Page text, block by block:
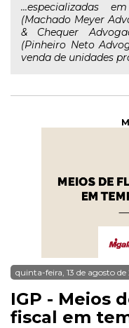
...especializadas
(Machado Meyer
& Chequer
(Pinheiro Neto
venda de unidades
quinta-feira, 13 de agosto
IGP - Meios
fiscal em